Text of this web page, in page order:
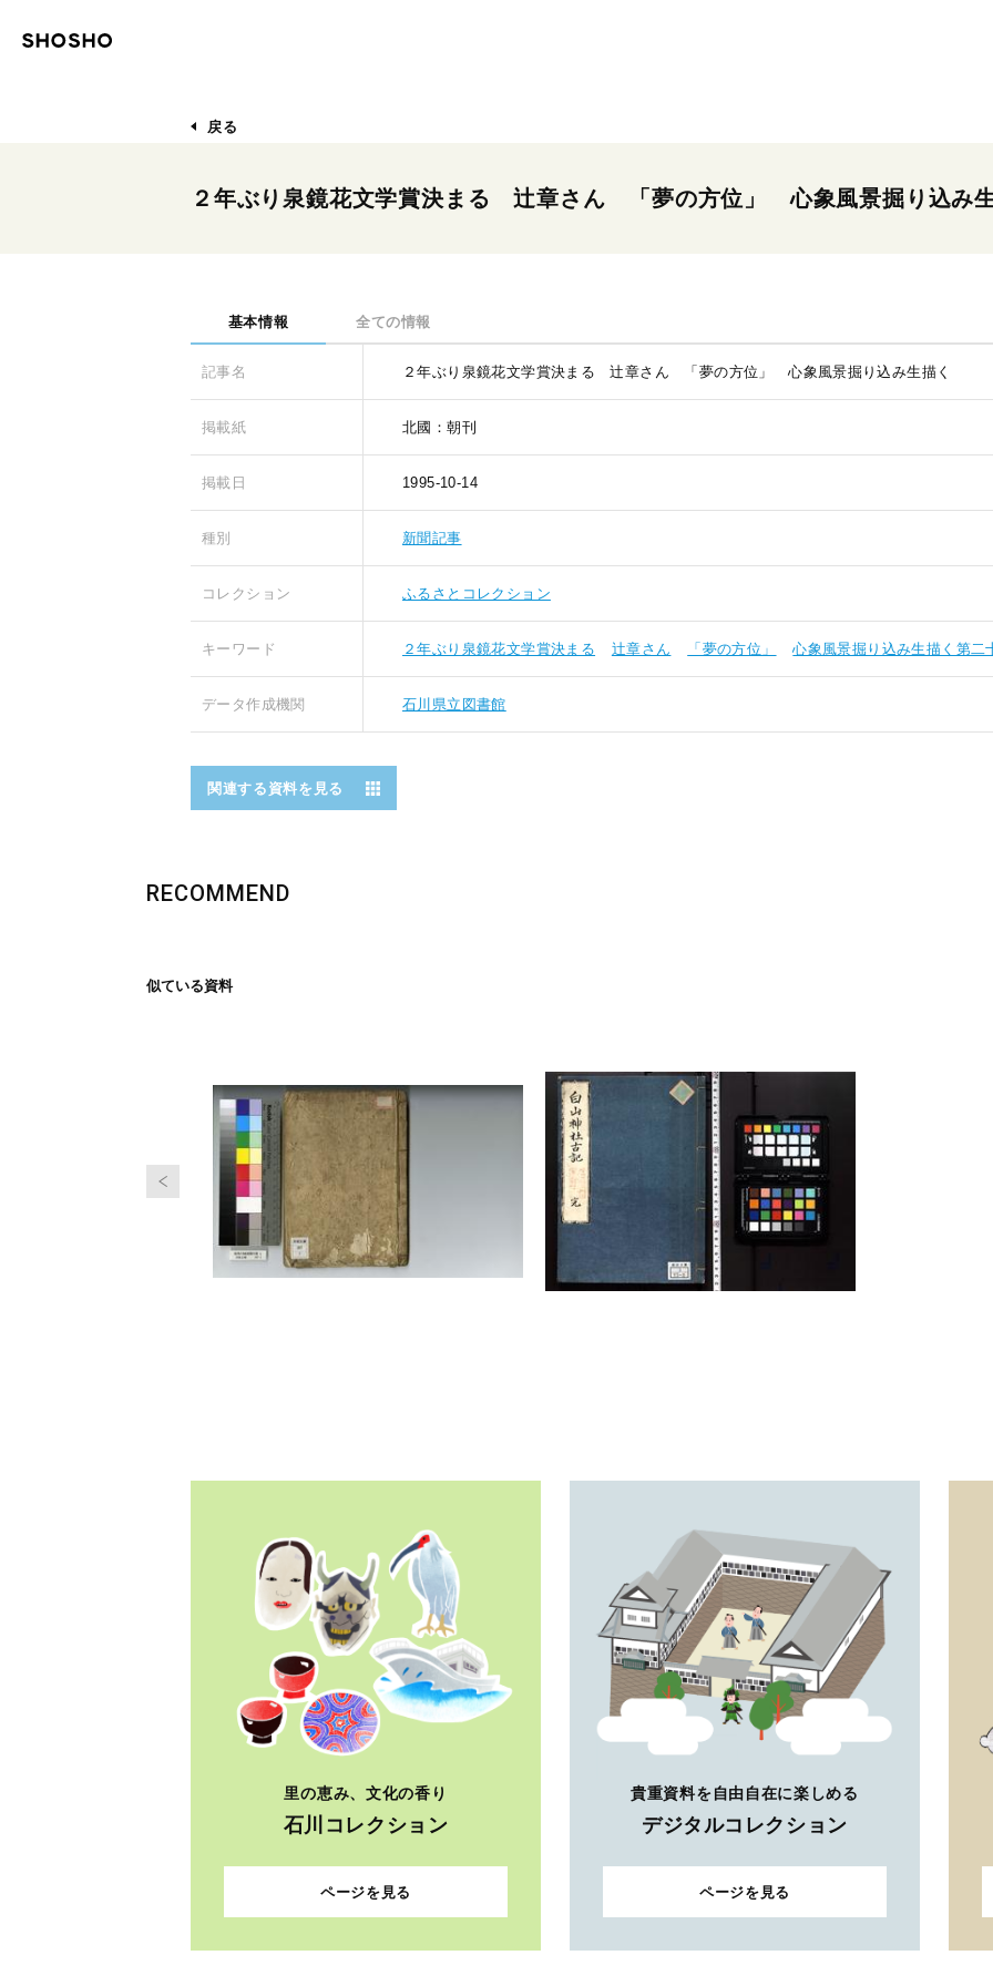
戻る
２年ぶり泉鏡花文学賞決まる 辻章さん 「夢の方位」 心象風景掘り込み生
基本情報 全ての情報
記事名 ２年ぶり泉鏡花文学賞決まる 辻章さん 「夢の方位」 心象風景掘り込み生描く
掲載紙 北國：朝刊
掲載日 1995-10-14
種別 新聞記事
コレクション ふるさとコレクション
キーワード ２年ぶり泉鏡花文学賞決まる 辻章さん 「夢の方位」 心象風景掘り込み生描く第二
データ作成機関 石川県立図書館
関連する資料を見る
RECOMMEND
似ている資料
里の恵み、文化の香り
石川コレクション
ページを見る
貴重資料を自由自在に楽しめる
デジタルコレクション
ページを見る